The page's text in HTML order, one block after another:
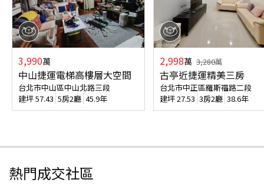
3,990萬
中山捷運電梯高樓層大空間
台北市中山區中山北路三段
建坪57.43 5房2廳 45.9年
2,998萬 3,280萬
古亭近捷運精美三房
台北市中正區羅斯福路二段
建坪27.53 3房2廳 38.6年
熱門成交社區